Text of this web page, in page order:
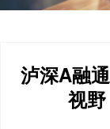
泸深A融
视